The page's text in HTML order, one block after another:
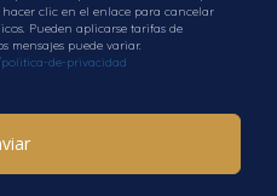
clic en el enlace para cancelar
Pueden aplicarse tarifas de
mensajes puede variar.
de-privacidad